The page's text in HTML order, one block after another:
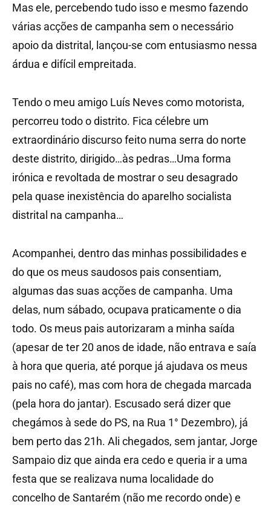
Mas ele, percebendo tudo isso e mesmo fazendo
várias acções de campanha sem o necessário
apoio da distrital, lançou-se com entusiasmo nessa
árdua e difícil empreitada.
Tendo o meu amigo Luís Neves como motorista,
percorreu todo o distrito. Fica célebre um
extraordinário discurso feito numa serra do norte
deste distrito, dirigido…às pedras…Uma forma
irónica e revoltada de mostrar o seu desagrado
pela quase inexistência do aparelho socialista
distrital na campanha…
Acompanhei, dentro das minhas possibilidades e
do que os meus saudosos pais consentiam,
algumas das suas acções de campanha. Uma
delas, num sábado, ocupava praticamente o dia
todo. Os meus pais autorizaram a minha saída
(apesar de ter 20 anos de idade, não entrava e saía
à hora que queria, até porque já ajudava os meus
pais no café), mas com hora de chegada marcada
(pela hora do jantar). Escusado será dizer que
chegámos à sede do PS, na Rua 1° Dezembro), já
bem perto das 21h. Ali chegados, sem jantar, Jorge
Sampaio diz que ainda era cedo e queria ir a uma
festa que se realizava numa localidade do
concelho de Santarém (não me recordo onde) e